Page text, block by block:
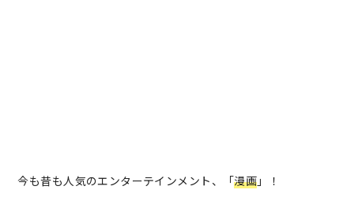
今も昔も人気のエンターテインメント、「漫画 」！